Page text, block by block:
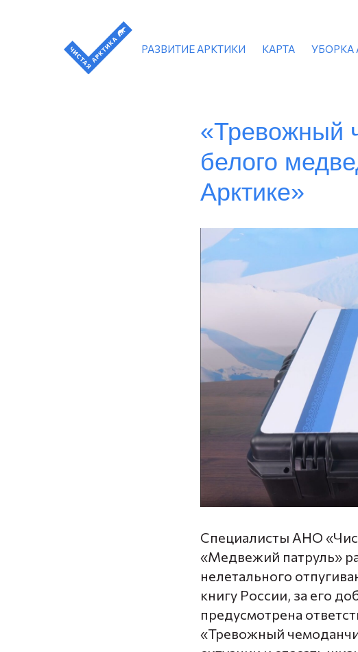
УБОРКА
РАЗВИТИЕ АРКТИКИ КАРТА
«Тревожный
белого
Арктике»
Специалисты АНО
«Медвежий патруль»
нелетального
книгу России, за его
предусмотрена
«Тревожный